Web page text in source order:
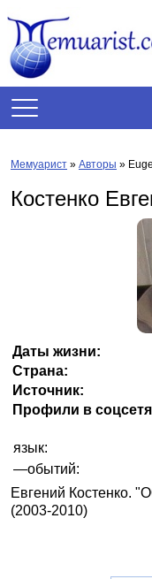
Мемуарист » Авторы »
Костенко
Даты жизни:
Страна:
Источник:
Профили в
язык:
—обытий:
Евгений Костенко.
(2003-2010)